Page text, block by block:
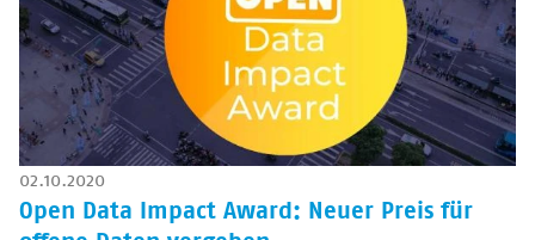
02.10.2020
Open Data Impact Award: Neuer Preis für